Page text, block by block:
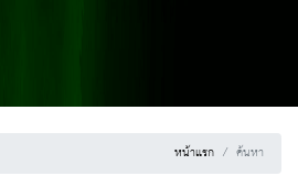
หน้าแรก ค้นหา